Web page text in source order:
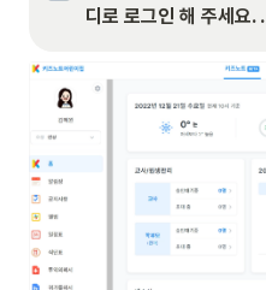
디로 로그인 해 주세요. .